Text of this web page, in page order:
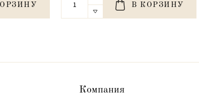
В КОРЗИНУ
Компания